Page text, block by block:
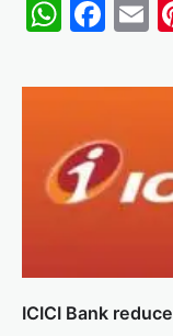
ICICI Bank